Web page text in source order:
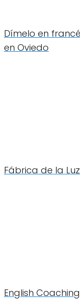
Dímelo en
en Oviedo
Fábrica de la
English